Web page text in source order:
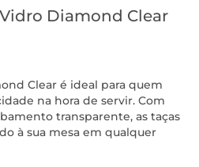
Diamond Clear
Clear é ideal para quem
na hora de servir. Com
transparente, as taças
à sua mesa em qualquer